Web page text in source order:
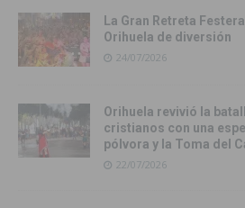
La Gran Retreta
Orihuela de diversión
24/07/2026
Orihuela revivió la
cristianos con una
pólvora y la Toma del
22/07/2026